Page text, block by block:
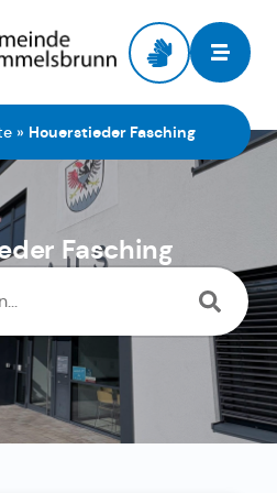
» Houerstieder Fasching
Fasching